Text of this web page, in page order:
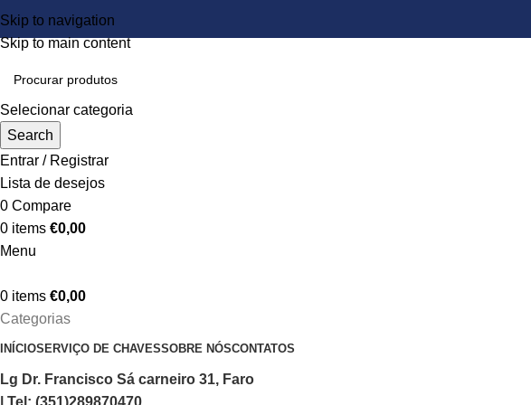
Skip to navigation
Skip to main content
Selecionar categoria
Search
Entrar / Registrar
Lista de desejos
0 Compare
0 items €0,00
Menu
0 items €0,00
Categorias
INÍCIOSERVIÇO DE CHAVESSOBRE NÓSCONTATOS
Lg Dr. Francisco Sá carneiro 31, Faro
| Tel: (351)289870470